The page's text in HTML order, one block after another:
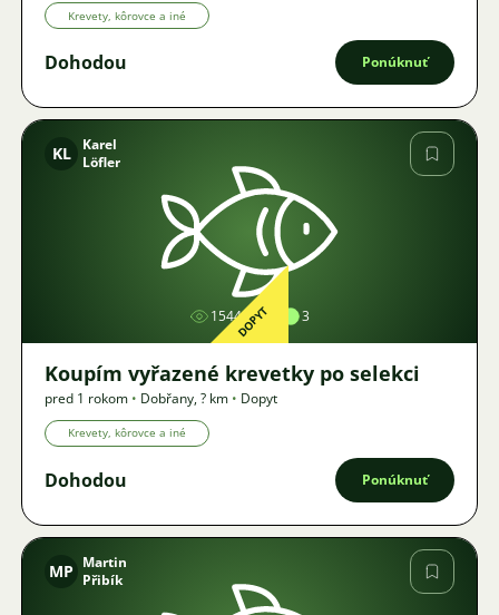
Krevety, kôrovce a iné
Dohodou Ponúknuť
Obrázok
KL
Karel
Löfler
1544 3
DOPYT
Koupím vyřazené krevetky po selekci
pred 1 rokom • Dobřany,? km • Dopyt
Krevety, kôrovce a iné
Dohodou Ponúknuť
MP Martin
Přibík